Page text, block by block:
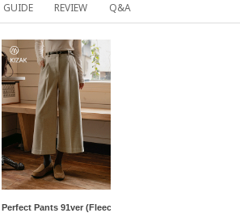
GUIDE REVIEW Q&A
Perfect Pants 91ver (Fleece lined Capri Length Pintuck